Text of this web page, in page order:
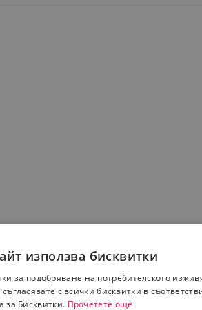
използва бисквитки
за подобряване на потребителското
с всички бисквитки в
за Бисквитки. Прочетете още